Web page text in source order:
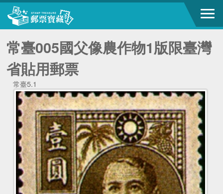
常臺005國父像農作物1版限臺灣
省貼用郵票
常臺5.1